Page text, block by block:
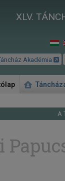
XLV.
Akadémia
A